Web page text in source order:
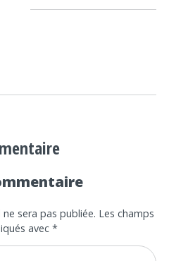
sera pas publiée. Les champs
avec *